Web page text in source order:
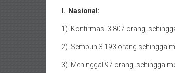
I. Nasional:
1). Konfirmasi 3.807 orang,
2). Sembuh 3.193 orang sehingga
3). Meninggal 97 orang, sehingga